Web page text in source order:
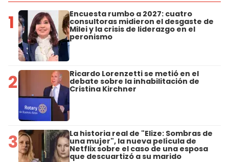
1 Encuesta rumbo a 2027: cuatro
consultoras midieron el desgaste de
Milei y la crisis de liderazgo en el
peronismo
2 Ricardo Lorenzetti se metió en el
debate sobre la inhabilitación de
Cristina Kirchner
3 La historia real de "Elize: Sombras de
una mujer", la nueva película de
Netflix sobre el caso de una esposa
que descuartizó a su marido